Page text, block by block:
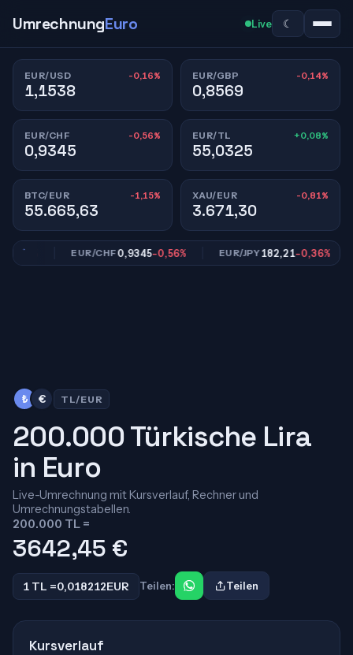
UmrechnungEuro Live ☾
EUR/USD -0,16%
1,1538
EUR/GBP -0,14%
0,8569
EUR/CHF -0,56%
0,9345
EUR/TL +0,08%
55,0325
BTC/EUR -1,15%
55.665,63
XAU/EUR -0,81%
3.671,30
EUR/CHF0,9345-0,56% EUR/JPY182,21-0,36%
₺ € TL/EUR
200.000 Türkische Lira
in Euro
Live-Umrechnung mit Kursverlauf, Rechner und
Umrechnungstabellen.
200.000 TL =
3642,45 €
1 TL =0,018212EUR Teilen: Teilen
Kursverlauf